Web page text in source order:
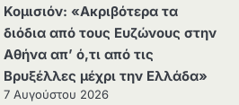
Κομισιόν: «Ακριβότερα τα
διόδια από τους Ευζώνους στην
Αθήνα απ’ ό,τι από τις
Βρυξέλλες μέχρι την Ελλάδα»
7 Αυγούστου 2026